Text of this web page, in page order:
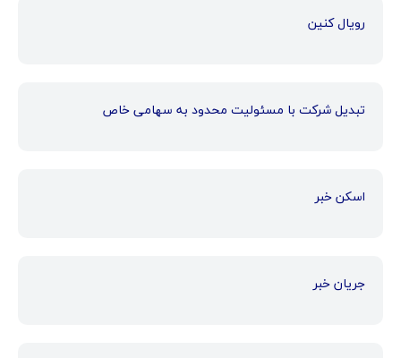
رویال کنین
تبدیل شرکت با مسئولیت محدود به سهامی خاص
اسکن خبر
جریان خبر